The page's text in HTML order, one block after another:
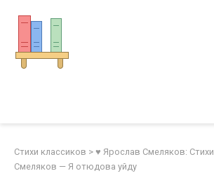
контенту
Стихи классиков > ♥ Ярослав Смеляков: Стихи
Смеляков — Я отюдова уйду